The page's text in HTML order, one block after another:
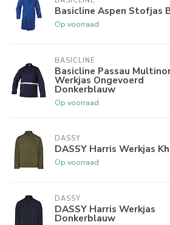
Basicline Aspen Stofjas
Op voorraad
BASICLINE
Basicline Passau
Werkjas Ongevoerd
Donkerblauw
Op voorraad
DASSY
DASSY Harris Werkjas
Op voorraad
DASSY
DASSY Harris Werkjas
Donkerblauw